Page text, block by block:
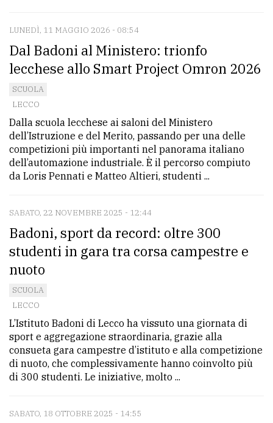
LUNEDÌ, 11 MAGGIO 2026 - 08:54
Dal Badoni al Ministero: trionfo
lecchese allo Smart Project Omron 2026
SCUOLA
LECCO
Dalla scuola lecchese ai saloni del Ministero
dell’Istruzione e del Merito, passando per una delle
competizioni più importanti nel panorama italiano
dell’automazione industriale. È il percorso compiuto
da Loris Pennati e Matteo Altieri, studenti ...
SABATO, 22 NOVEMBRE 2025 - 12:44
Badoni, sport da record: oltre 300
studenti in gara tra corsa campestre e
nuoto
SCUOLA
LECCO
L’Istituto Badoni di Lecco ha vissuto una giornata di
sport e aggregazione straordinaria, grazie alla
consueta gara campestre d’istituto e alla competizione
di nuoto, che complessivamente hanno coinvolto più
di 300 studenti. Le iniziative, molto ...
SABATO, 18 OTTOBRE 2025 - 14:55